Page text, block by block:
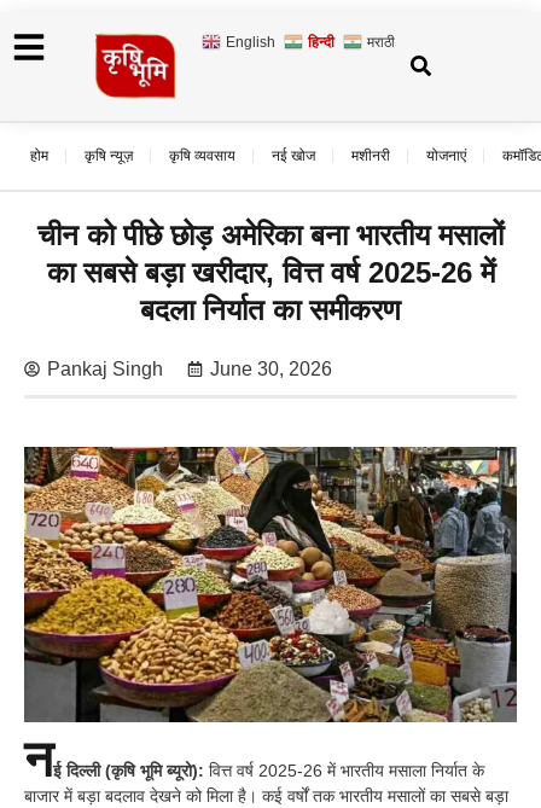
English हिन्दी मराठी
होम कृषि न्यूज़ कृषि व्यवसाय नई खोज मशीनरी योजनाएं
चीन को पीछे छोड़ अमेरिका बना भारतीय मसालों
का सबसे बड़ा खरीदार, वित्त वर्ष 2025-26 में
बदला निर्यात का समीकरण
Pankaj Singh June 30, 2026
नई दिल्ली (कृषि भूमि ब्यूरो): वित्त वर्ष 2025-26 में भारतीय मसाला निर्यात के
बाजार में बड़ा बदलाव देखने को मिला है। कई वर्षों तक भारतीय मसालों का सबसे बड़ा